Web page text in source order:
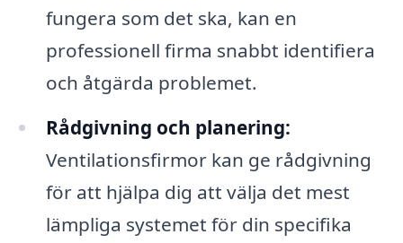
fungera som det ska, kan en
professionell firma snabbt identifiera
och åtgärda problemet.
Rådgivning och planering:
Ventilationsfirmor kan ge rådgivning
för att hjälpa dig att välja det mest
lämpliga systemet för din specifika